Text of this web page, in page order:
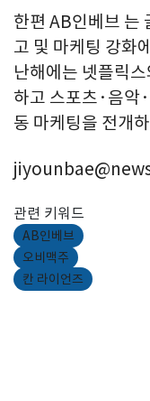
한편 AB인베브 는
고 및 마케팅 강화
난해에는 넷플릭
하고 스포츠·음악
동 마케팅을 전개
관련 키워드
AB인베브
오비맥주
칸 라이언즈